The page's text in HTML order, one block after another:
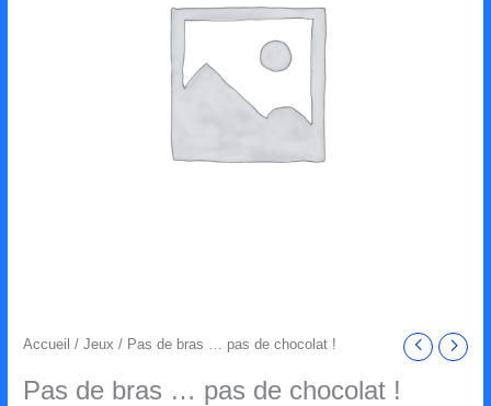
Accueil /Jeux / Pas de bras … pas de chocolat !
Pas de bras … pas de chocolat !